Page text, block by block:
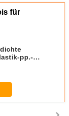
für
pp.-